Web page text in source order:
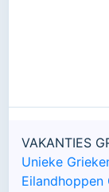
VAKANTIES
Unieke
Eilandhoppen